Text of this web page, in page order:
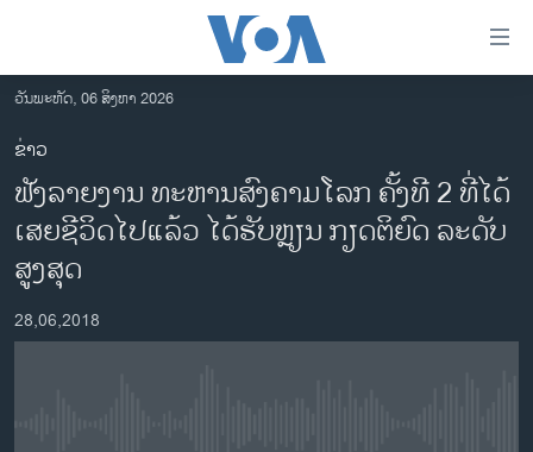
ເຂົ້າ
ຫາ
ຂ້າມ
ຂ້າມ
ຂ້າມ
ໄປ
ຫາ
ຊອກ
ຄົ້ນ
ອາເມຣິກາ
ການເລືອກຕັ້ງ ປະທານາທີບໍດີ ສະຫະລັດ 2024
ຂ່າວ​ຈີນ
ໂລກ
ວັນພະຫັດ, 06 ສິງຫາ 2026
ຂ່າວ
ຟັງລາຍງານ ທະຫານສົງຄາມໂລກ ຄັ້ງທີ 2 ທີ່ໄດ້
ເສຍຊີວິດໄປແລ້ວ ໄດ້ຮັບຫຼຽນ ກຽດຕິຍົດ ລະດັບ
ສູງສຸດ
28,06,2018